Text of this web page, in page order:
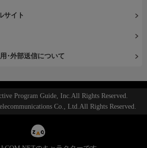
サイト
･外部送信について
Program Guide, Inc.All Rights Reserved.
Co., Ltd.All Rights Reserved.